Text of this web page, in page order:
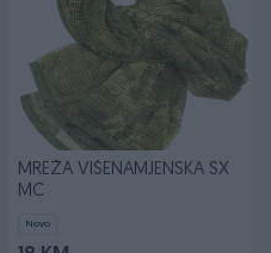
MREŽA VIŠENAMJENSKA SX
MC
Novo